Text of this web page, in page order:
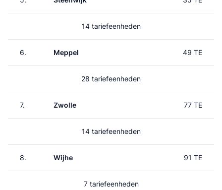
14 tariefeenheden
6. Meppel 49 TE
28 tariefeenheden
7. Zwolle 77 TE
14 tariefeenheden
8. Wijhe 91 TE
7 tariefeenheden